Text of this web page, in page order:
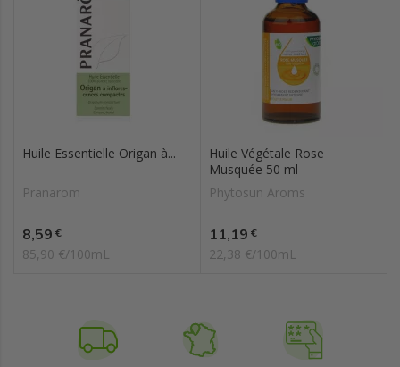
Huile Essentielle Origan à...
Pranarom
Prix
8,59 €
85,90 €/100mL
Huile Végétale Rose
Musquée 50 ml
Phytosun Aroms
Prix
11,19 €
22,38 €/100mL